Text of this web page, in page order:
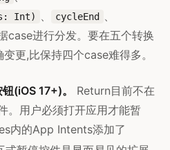
Int) 、 cycleEnd 、
case进行分发。要在五个转换
更,比保持四个case难得多。
(iOS 17+)。
Return目前不在
。用户必须打开应用才能暂
内的App Intents添加了